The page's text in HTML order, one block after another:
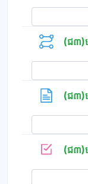
(ជ៣)
(ជ៣)ម
(ជ៣)ម